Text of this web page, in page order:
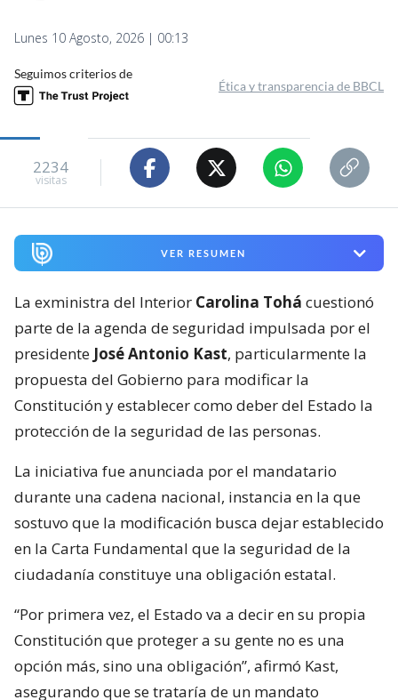
Lunes 10 Agosto, 2026 | 00:13
Seguimos criterios de
Ética y transparencia de BBCL
2234
visitas
VER RESUMEN
La exministra del Interior Carolina Tohá cuestionó
parte de la agenda de seguridad impulsada por el
presidente José Antonio Kast, particularmente la
propuesta del Gobierno para modificar la
Constitución y establecer como deber del Estado la
protección de la seguridad de las personas.
La iniciativa fue anunciada por el mandatario
durante una cadena nacional, instancia en la que
sostuvo que la modificación busca dejar establecido
en la Carta Fundamental que la seguridad de la
ciudadanía constituye una obligación estatal.
“Por primera vez, el Estado va a decir en su propia
Constitución que proteger a su gente no es una
opción más, sino una obligación”, afirmó Kast,
asegurando que se trataría de un mandato